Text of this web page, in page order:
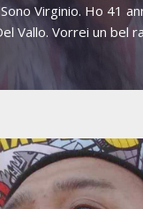
Sono Virginio. Ho 41
Vallo. Vorrei un bel